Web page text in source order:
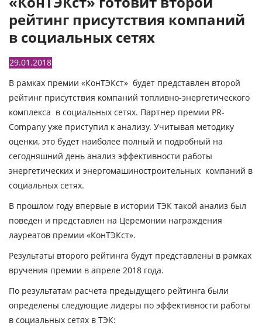
рейтинг присутствия компаний
в социальных сетях
29.01.2018
В рамках премии «КонТЭКст» будет представлен второй
рейтинг присутствия компаний топливно-энергетического
комплекса в социальных сетях. Партнер премии PR-
Company уже приступил к анализу. Учитывая методику
оценки, это будет наиболее полный и подробный на
сегодняшний день анализ эффективности работы
энергетических и энергомашиностроительных компаний в
социальных сетях.
В прошлом году впервые в истории ТЭК такой анализ был
поведен и представлен на Церемонии награждения
лауреатов премии «КонТЭКст».
Результаты второго рейтинга будут представлены в рамках
вручения премии в апреле 2018 года.
По результатам расчета предыдущего рейтинга были
определены следующие лидеры по эффективности работы
в социальных сетях в ТЭК: